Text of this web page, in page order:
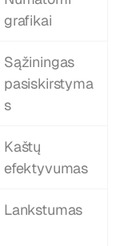
grafikai
Sąžiningas
pasiskirstyma
s
Kaštų
efektyvumas
Lankstumas